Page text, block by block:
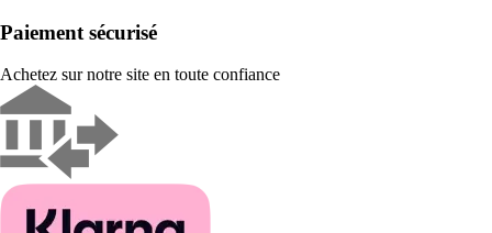
Paiement sécurisé
Achetez sur notre site en toute confiance